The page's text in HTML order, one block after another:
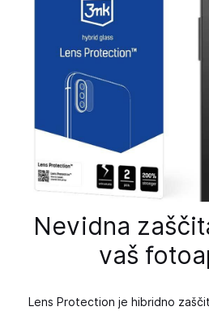
Nevidna
vaš
Lens Protection je hibridno